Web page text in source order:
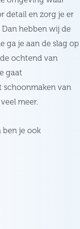
detail en zorg je er
hebben wij de
ga je aan de slag op
ochtend van
gaat
schoonmaken van
meer.
ben je ook